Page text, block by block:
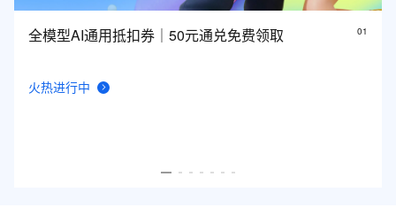
全模型AI通用抵扣券｜50元通兑免费领取 01
火热进行中